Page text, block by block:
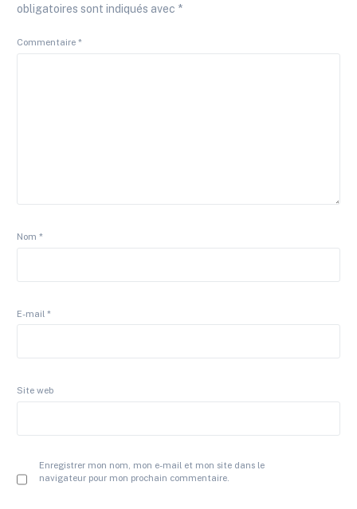
obligatoires sont indiqués avec *
Commentaire*
Nom*
E-mail*
Site web
Enregistrer mon nom, mon e-mail et mon site dans le
navigateur pour mon prochain commentaire.